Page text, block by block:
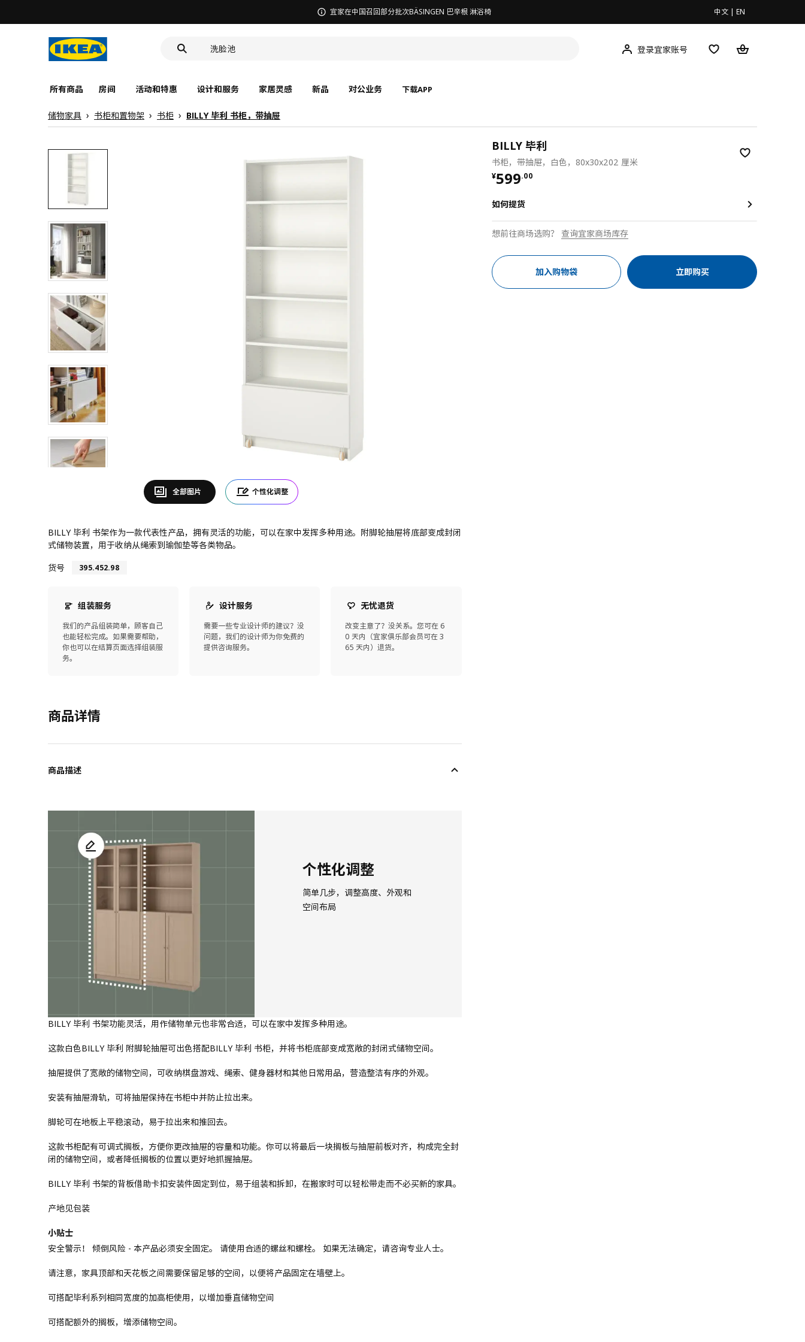
无锡商场发票事宜沟通 中文 | EN
食品盒
登录宜家账号
所有商品 房间 活动和特惠 设计和服务 家居灵感 新品 对公业务 下载APP
储物家具 书柜和置物架 书柜 BILLY 毕利 书柜，带抽屉
全部图片 个性化调整
BILLY 毕利 书架作为一款代表性产品，拥有灵活的功能，可以在家中发挥多种用途。附脚轮抽屉将底部变成封闭
式储物装置，用于收纳从绳索到瑜伽垫等各类物品。
货号
395.452.98
组装服务
我们的产品组装简单，顾客自己
也能轻松完成。如果需要帮助，
你也可以在结算页面选择组装服
务。
设计服务
需要一些专业设计师的建议？没
问题，我们的设计师为你免费的
提供咨询服务。
无忧退货
改变主意了？没关系。您可在 6
0 天内（宜家俱乐部会员可在 3
65 天内）退货。
商品详情
商品描述
个性化调整
简单几步，调整高度、外观和
空间布局
BILLY 毕利 书架功能灵活，用作储物单元也非常合适，可以在家中发挥多种用途。
这款白色BILLY 毕利 附脚轮抽屉可出色搭配BILLY 毕利 书柜，并将书柜底部变成宽敞的封闭式储物空间。
抽屉提供了宽敞的储物空间，可收纳棋盘游戏、绳索、健身器材和其他日常用品，营造整洁有序的外观。
安装有抽屉滑轨，可将抽屉保持在书柜中并防止拉出来。
脚轮可在地板上平稳滚动，易于拉出来和推回去。
这款书柜配有可调式搁板，方便你更改抽屉的容量和功能。你可以将最后一块搁板与抽屉前板对齐，构成完全封
闭的储物空间，或者降低搁板的位置以更好地抓握抽屉。
BILLY 毕利 书架的背板借助卡扣安装件固定到位，易于组装和拆卸，在搬家时可以轻松带走而不必买新的家具。
产地见包装
小贴士
安全警示！ 倾倒风险 - 本产品必须安全固定。 请使用合适的螺丝和螺栓。 如果无法确定，请咨询专业人士。
请注意，家具顶部和天花板之间需要保留足够的空间，以便将产品固定在墙壁上。
可搭配毕利系列相同宽度的加高柜使用，以增加垂直储物空间
可搭配额外的搁板，增添储物空间。
BILLY 毕利
书柜，带抽屉，白色，80x30x202 厘米
¥599.00
¥ 599.00
如何提货
想前往商场选购？ 查询宜家商场库存
加入购物袋 立即购买